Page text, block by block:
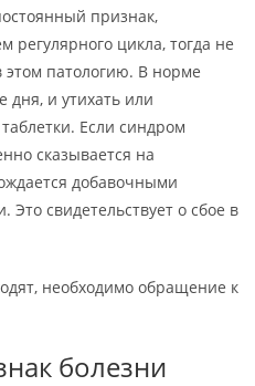
признак,
регулярного цикла, тогда не
этом патологию. В норме
дня, и утихать или
Если синдром
сказывается на
добавочными
свидетельствует о сбое в
необходимо обращение к
болезни